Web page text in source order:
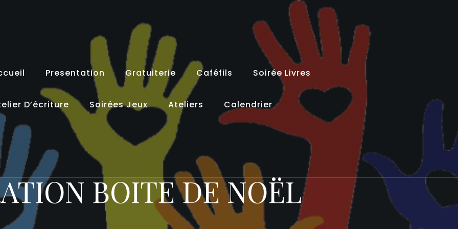
Presentation Gratuiterie Caféfils Soirée Livres
D’écriture Soirées Jeux Ateliers Calendrier
BOITE DE NOËL